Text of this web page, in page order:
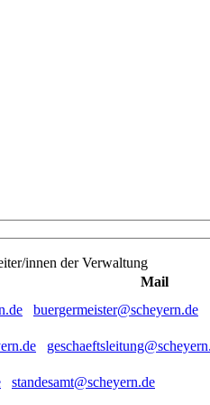
innen der Verwaltung
Mail
buergermeister@scheyern.de
standesamt@scheyern.de